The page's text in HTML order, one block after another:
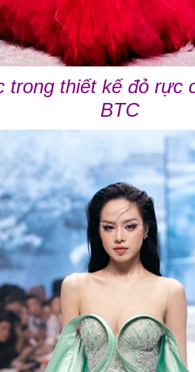
trong thiết kế đỏ rực
BTC